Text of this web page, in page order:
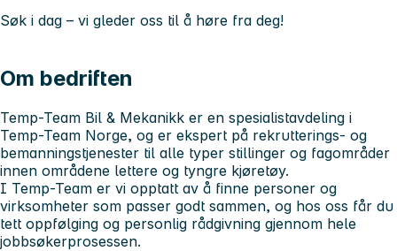
Søk i dag – vi gleder oss til å høre fra deg!
Om bedriften
Temp-Team Bil & Mekanikk er en spesialistavdeling i
Temp-Team Norge, og er ekspert på rekrutterings- og
bemanningstjenester til alle typer stillinger og fagområder
innen områdene lettere og tyngre kjøretøy.
I Temp-Team er vi opptatt av å finne personer og
virksomheter som passer godt sammen, og hos oss får du
tett oppfølging og personlig rådgivning gjennom hele
jobbsøkerprosessen.